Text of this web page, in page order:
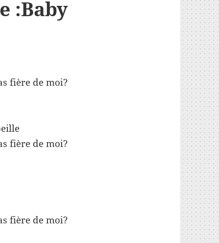
:Baby
fière de moi?
fière de moi?
fière de moi?